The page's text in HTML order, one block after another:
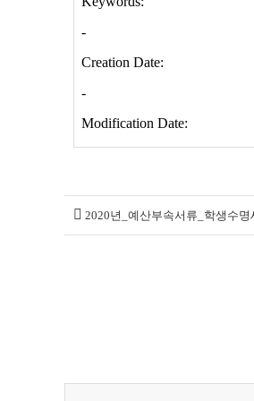
2020년_예산부속서류_학생수명